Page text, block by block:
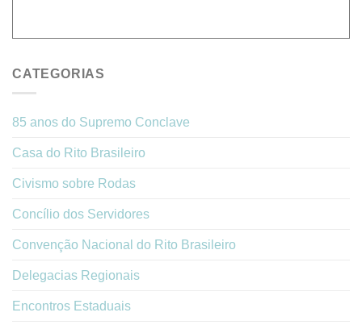
CATEGORIAS
85 anos do Supremo Conclave
Casa do Rito Brasileiro
Civismo sobre Rodas
Concílio dos Servidores
Convenção Nacional do Rito Brasileiro
Delegacias Regionais
Encontros Estaduais